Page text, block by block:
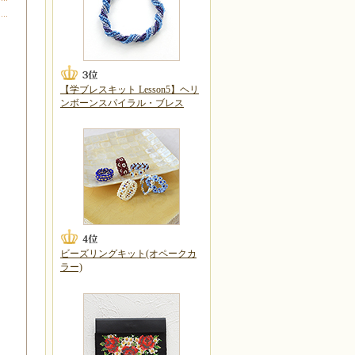
【学ブレスキット Lesson5】ヘリ
ンボーンスパイラル・ブレス
ビーズリングキット(オペークカ
ラー)